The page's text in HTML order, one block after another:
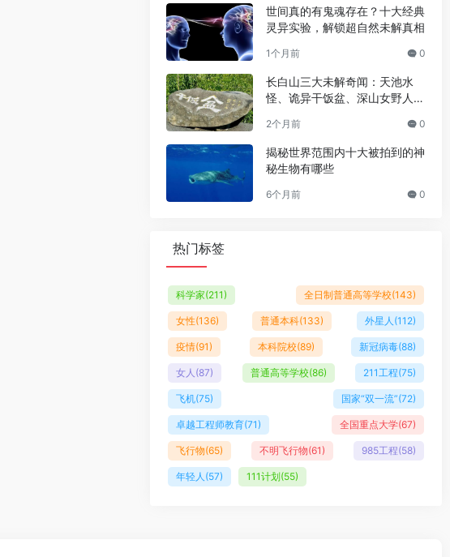
世间真的有鬼魂存在？十大经典
灵异实验，解锁超自然未解真相
1个月前 0
长白山三大未解奇闻：天池水
怪、诡异干饭盆、深山女野人之
2个月前 0
揭秘世界范围内十大被拍到的神
秘生物有哪些
6个月前 0
热门标签
科学家(211) 全日制普通高等学校(143)
女性(136) 普通本科(133) 外星人 (112)
疫情(91) 本科院校(89) 新冠病毒(88)
女人 (87) 普通高等学校(86) 211工程(75)
飞机(75) 国家“双一流”(72)
卓越工程师教育(71) 全国重点大学(67)
飞行物(65) 不明飞行物(61) 985工程(58)
年轻人 (57) 111计划(55)